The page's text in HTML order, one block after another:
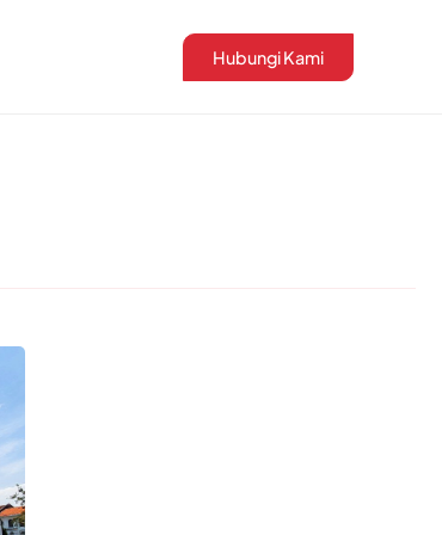
Hubungi Kami